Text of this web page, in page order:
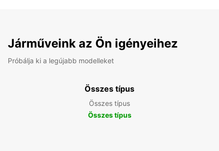
Járműveink az Ön igényeihez
Próbálja ki a legújabb modelleket
Összes típus
Összes típus
Összes típus